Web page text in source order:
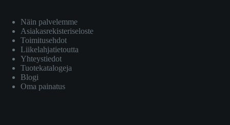
Näin palvelemme
Asiakasrekisteriseloste
Toimitusehdot
Liikelahjatietoutta
Yhteystiedot
Tuotekatalogeja
Blogi
Oma painatus